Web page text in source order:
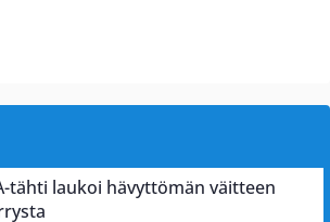
tähti laukoi hävyttömän väitteen